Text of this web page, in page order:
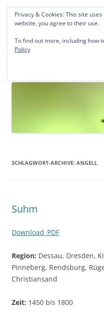
Michael
SCHLAGWORT-ARCHIVE: ANGELL
Suhm
Download_PDF
Region: Dessau, Dresden,
Pinneberg, Rendsburg,
Christiansand
Zeit: 1450 bis 1800
Privacy & Cookies: This site
website, you agree to their use.
To find out more, including how
Policy